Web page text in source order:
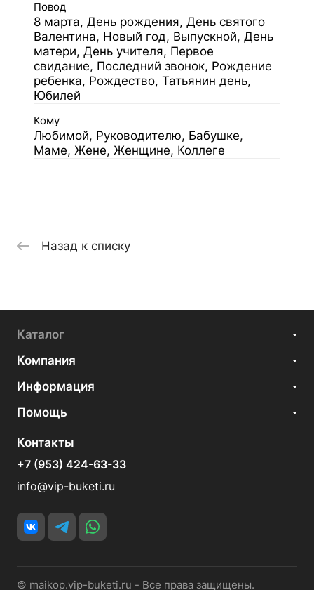
Повод
8 марта, День рождения, День святого
Валентина, Новый год, Выпускной, День
матери, День учителя, Первое
свидание, Последний звонок, Рождение
ребенка, Рождество, Татьянин день,
Юбилей
Кому
Любимой, Руководителю, Бабушке,
Маме, Жене, Женщине, Коллеге
Назад к списку
Каталог
Компания
Информация
Помощь
Контакты
+7 (953) 424-63-33
info@vip-buketi.ru
© maikop.vip-buketi.ru - Все права защищены.